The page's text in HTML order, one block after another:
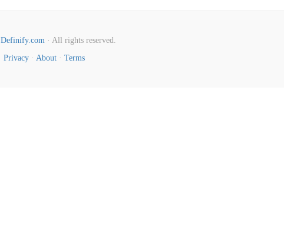
Definify.com· All rights reserved.
Privacy · About · Terms